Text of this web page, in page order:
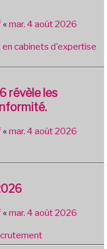
« mar. 4 août 2026
en cabinets d'expertise
révèle les
« mar. 4 août 2026
« mar. 4 août 2026